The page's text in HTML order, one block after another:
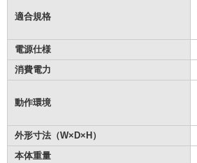
適合規格
電源仕様
消費電力
動作環境
外形寸法（W×D×H）
本体重量